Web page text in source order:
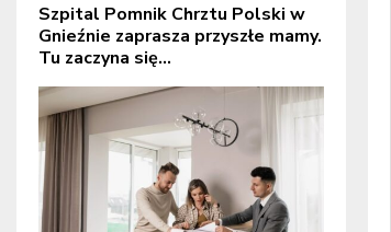
Szpital Pomnik Chrztu Polski w
Gnieźnie zaprasza przyszłe mamy.
Tu zaczyna się...